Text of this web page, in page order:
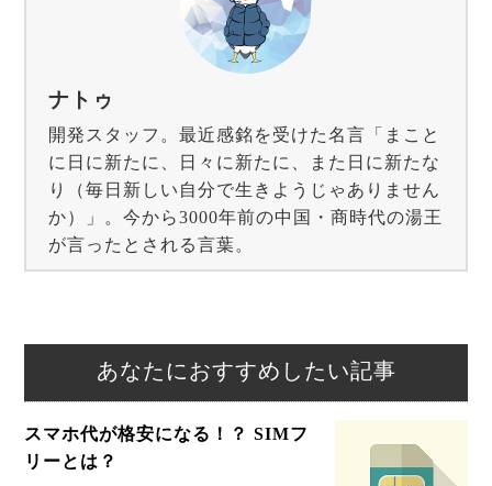
ナトゥ
開発スタッフ。最近感銘を受けた名言「まこと
に日に新たに、日々に新たに、また日に新たな
り（毎日新しい自分で生きようじゃありません
か）」。今から3000年前の中国・商時代の湯王
が言ったとされる言葉。
あなたにおすすめしたい記事
スマホ代が格安になる！？ SIMフ
リーとは？